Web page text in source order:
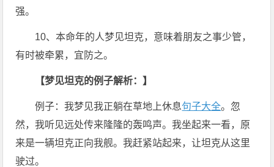
强。
10、本命年的人梦见坦克，意味着朋友之事少管，
有时被牵累，宜防之。
【梦见坦克的例子解析：】
例子：我梦见我正躺在草地上休息句子大全。忽
然，我听见远处传来隆隆的轰鸣声。我坐起来一看，原
来是一辆坦克正向我舰。我赶紧站起来，让坦克从这里
驶过。